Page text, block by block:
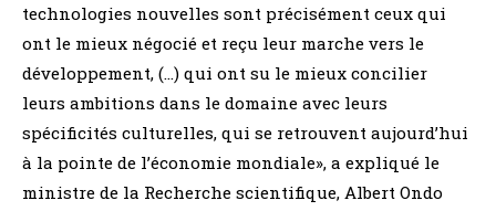
technologies nouvelles sont précisément ceux qui
ont le mieux négocié et reçu leur marche vers le
développement, (…) qui ont su le mieux concilier
leurs ambitions dans le domaine avec leurs
spécificités culturelles, qui se retrouvent aujourd’hui
à la pointe de l’économie mondiale», a expliqué le
ministre de la Recherche scientifique, Albert Ondo